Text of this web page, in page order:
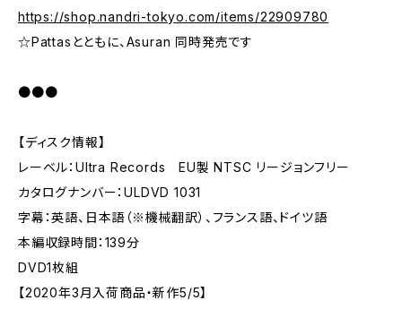
https://shop.nandri-tokyo.com/items/22909780
☆Pattasとともに、Asuran 同時発売です
●●●
【ディスク情報】
レーベル：Ultra Records EU製 NTSC リージョンフリー
カタログナンバー：ULDVD 1031
字幕：英語、日本語（※機械翻訳）、フランス語、ドイツ語
本編収録時間：139分
DVD1枚組
【2020年3月入荷商品・新作5/5】